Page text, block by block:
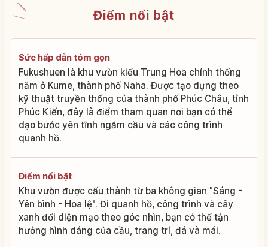
Điểm nổi bật
Sức hấp dẫn tóm gọn
Fukushuen là khu vườn kiểu Trung Hoa chính thống
nằm ở Kume, thành phố Naha. Được tạo dựng theo
kỹ thuật truyền thống của thành phố Phúc Châu, tỉnh
Phúc Kiến, đây là điểm tham quan nơi bạn có thể
dạo bước yên tĩnh ngắm cầu và các công trình
quanh hồ.
Điểm nổi bật
Khu vườn được cấu thành từ ba không gian "Sáng -
Yên bình - Hoa lệ". Đi quanh hồ, công trình và cây
xanh đổi diện mạo theo góc nhìn, bạn có thể tận
hưởng hình dáng của cầu, trang trí, đá và mái.